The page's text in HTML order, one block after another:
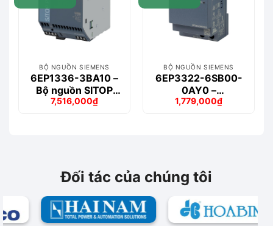
BỘ NGUỒN SIEMENS
6EP1336-3BA10 –
Bộ nguồn SITOP
PSU8200 20 A
Giá
7,516,000₫
Giá
BỘ NGUỒN SIEMENS
6EP3322-6SB00-
0AY0 –
LOGO!POWER 12
Giá
1,779,000₫
Giá
Đối tác của chúng tôi